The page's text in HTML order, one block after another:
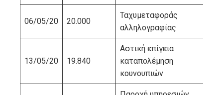
06/05/20 20.000
Ταχυμεταφοράς
αλληλογραφίας
13/05/20 19.840
Αστική επίγεια
καταπολέμηση
κουνουπιών